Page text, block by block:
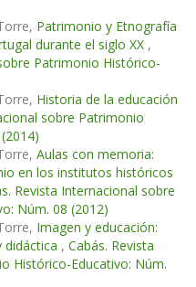
Patrimonio y Etnografía
durante el siglo XX ,
Patrimonio Histórico-
Historia de la educación
sobre Patrimonio
Aulas con memoria:
en los institutos históricos
Revista Internacional sobre
Núm. 08 (2012)
Imagen y educación:
didáctica , Cabás. Revista
Histórico-Educativo: Núm.